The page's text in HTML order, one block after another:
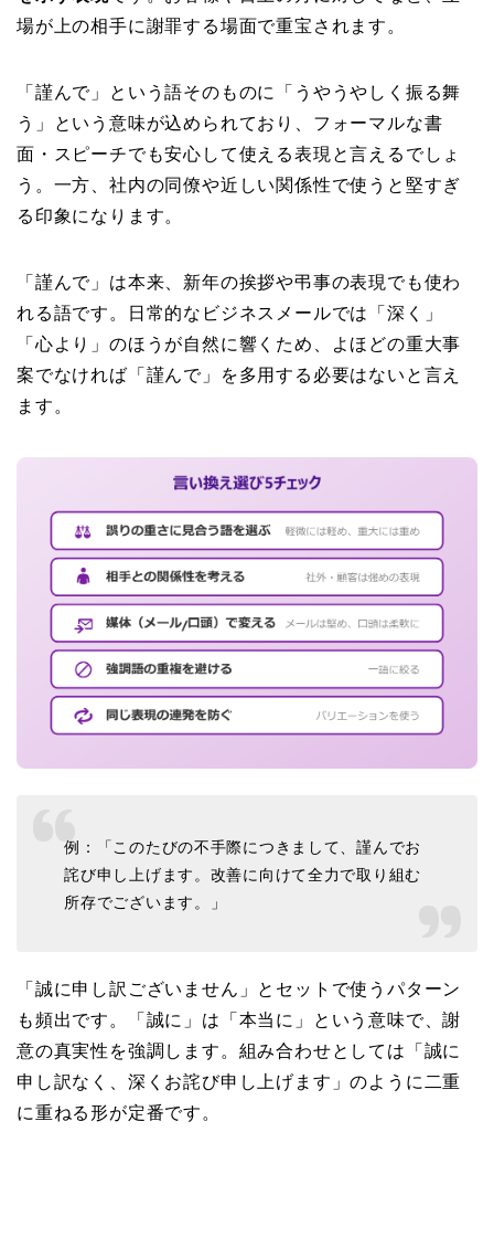
場が上の相手に謝罪する場面で重宝されます。
「謹んで」という語そのものに「うやうやしく振る舞
う」という意味が込められており、フォーマルな書
面・スピーチでも安心して使える表現と言えるでしょ
う。一方、社内の同僚や近しい関係性で使うと堅すぎ
る印象になります。
「謹んで」は本来、新年の挨拶や弔事の表現でも使わ
れる語です。日常的なビジネスメールでは「深く」
「心より」のほうが自然に響くため、よほどの重大事
案でなければ「謹んで」を多用する必要はないと言え
ます。
例：「このたびの不手際につきまして、謹んでお
詫び申し上げます。改善に向けて全力で取り組む
所存でございます。」
「誠に申し訳ございません」とセットで使うパターン
も頻出です。「誠に」は「本当に」という意味で、謝
意の真実性を強調します。組み合わせとしては「誠に
申し訳なく、深くお詫び申し上げます」のように二重
に重ねる形が定番です。